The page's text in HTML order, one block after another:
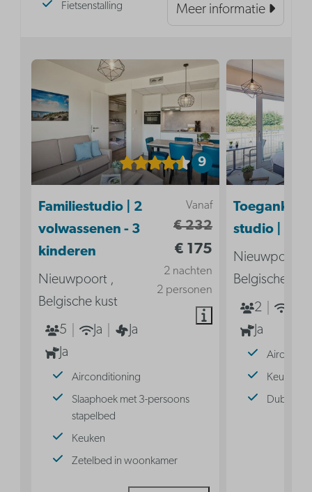
Fietsenstalling
Meer informatie
9
Vanaf
€ 232
€ 175
2 nachten
2 personen
Familiestudio | 2
volwassenen - 3
kinderen
Nieuwpoort ,
Belgische kust
5
Ja
Ja
Ja
Airconditioning
Slaaphoek met 3-persoons
stapelbed
Keuken
Zetelbed in woonkamer
studio | 2p
Nieuwpoort ,
Belgische
2
Ja
Keuken
Dubbel